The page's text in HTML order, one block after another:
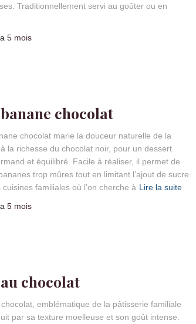
Traditionnellement servi au goûter ou en
5 mois
chocolat
chocolat marie la douceur naturelle de la
la richesse du chocolat noir, pour un dessert
et équilibré. Facile à réaliser, il permet de
trop mûres tout en limitant l’ajout de sucre.
familiales où l’on cherche à Lire la suite
5 mois
chocolat
emblématique de la pâtisserie familiale
par sa texture moelleuse et son goût intense.